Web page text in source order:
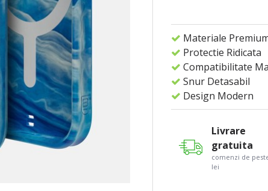
Materiale
Protectie Ridicata
Compatibilitate
Snur Detasabil
Design Modern
Livrare
gratuita
comenzi de
lei